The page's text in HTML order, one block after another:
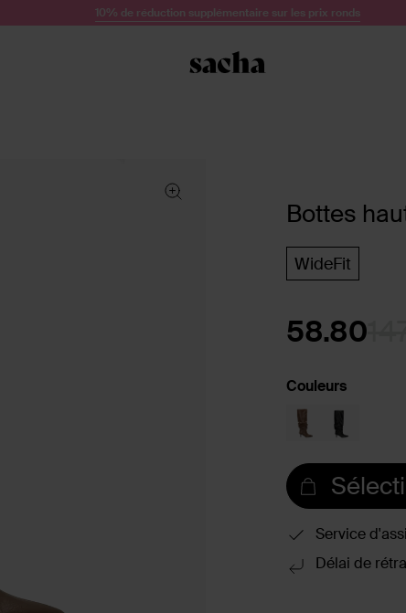
10% de réduction supplémentaire sur les prix ronds
Bottes
WideFit
58.80
Couleurs
Service
Délai de